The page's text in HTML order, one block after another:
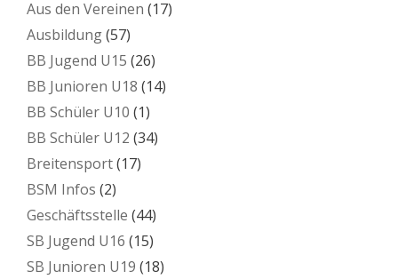
Aus den Vereinen (17)
Ausbildung(57)
BB Jugend U15 (26)
BB Junioren U18 (14)
BB Schüler U10 (1)
BB Schüler U12 (34)
Breitensport(17)
BSM Infos (2)
Geschäftsstelle (44)
SB Jugend U16 (15)
SB Junioren U19 (18)